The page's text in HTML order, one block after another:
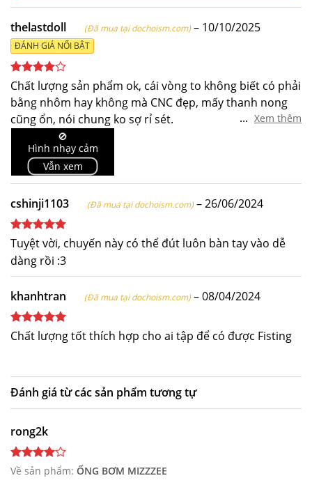
thelastdoll (Đã mua tại dochoism.com) – 10/10/2025
ĐÁNH GIÁ NỔI BẬT
Được
xếp hạng
45 sao
Chất lượng sản phẩm ok, cái vòng to không biết có phải
bằng nhôm hay không mà CNC đẹp, mấy thanh nong
cũng ổn, nói chung ko sợ rỉ sét.
Còn về sử dụng thì ko được như mong đợi, có lẽ là do
tư thế chưa đúng nên nó dễ bị tuột ra ngoài, tui phải
tháo bớt 3 thanh ra vẫn bị tuột, ngồi vậy chủ yếu để
chụp hình feedback :)) Có lẽ tư thế tốt nhất là chổng
mông lên thì sẽ oke hơn, và nên chơi 2 người thì dễ
dàng hơn cho việc siết ốc nong. Cái này thích hợp cho
mấy bạn chơi hard, còn tôi tò mò muốn nhìn bên trong
trực tràng nên mua về thử thôi. Đánh giá 4* vì nó ko
phù hợp với tôi cho lắm.
... Xem thêm
🚫
Hình nhạy cảm
Vẫn xem
cshinji1103 (Đã mua tại dochoism.com) –26/06/2024
Được xếp
hạng
sao
Tuyệt vời, chuyến này có thể đút luôn bàn tay vào dễ
dàng rồi :3
khanhtran (Đã mua tại dochoism.com) –08/04/2024
Được xếp
5
Chất lượng tốt thích hợp cho ai tập để có được Fisting
Đánh giá từ các sản phẩm tương tự
rong2k
Về sản phẩm: ỐNG BƠM MIZZZEE